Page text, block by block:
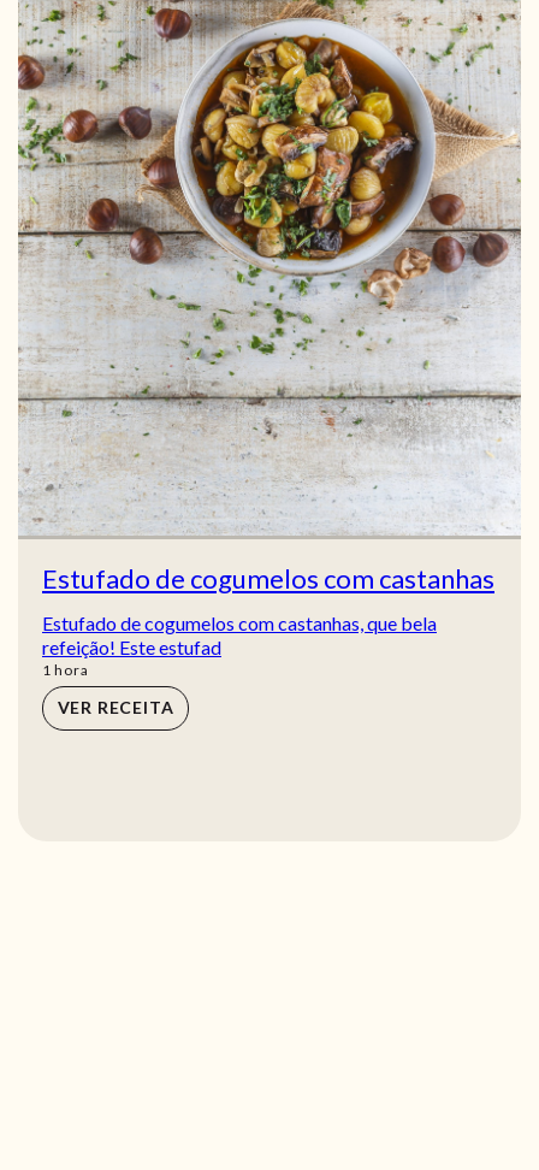
Estufado de cogumelos com castanhas
Estufado de cogumelos com castanhas, que bela
refeição! Este estufad
1 hora
hora
VER RECEITA